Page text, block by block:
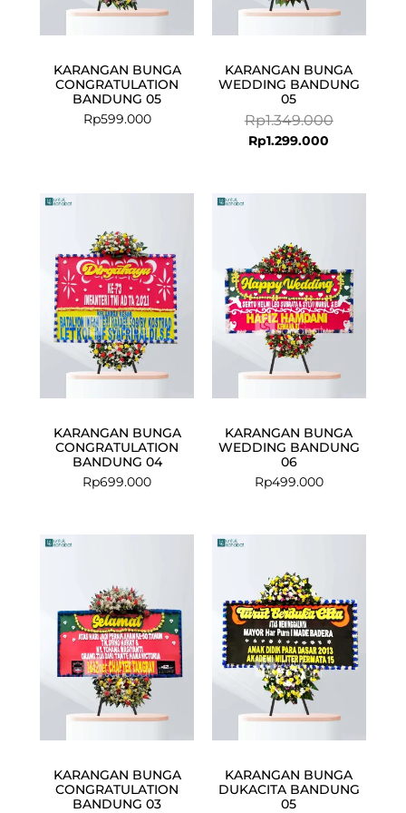
KARANGAN BUNGA
CONGRATULATION
BANDUNG 05
Rp599.000
KARANGAN BUNGA
WEDDING BANDUNG
05
Rp1.349.000
Rp1.299.000
KARANGAN BUNGA
CONGRATULATION
BANDUNG 04
Rp699.000
KARANGAN BUNGA
WEDDING BANDUNG
06
Rp499.000
KARANGAN BUNGA
CONGRATULATION
BANDUNG 03
KARANGAN BUNGA
DUKACITA BANDUNG
05
Rp549.000.
Rp499.000.